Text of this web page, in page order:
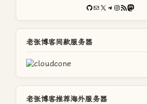
GitHub
电子邮件X Telegram
Instagram
RSS Feed
老张博客同款服务器
老张博客推荐海外服务器